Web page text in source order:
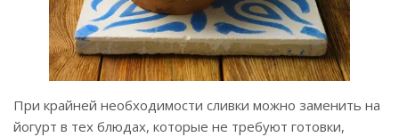
При крайней необходимости сливки можно заменить на
йогурт в тех блюдах, которые не требуют готовки,